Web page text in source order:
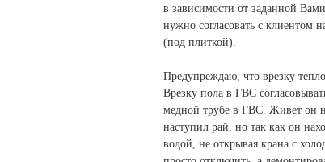
в зависимости от заданной
нужно согласовать с клиентом
(под плиткой).
Предупреждаю, что врезку
Врезку пола в ГВС
медной трубе в ГВС. Живет он
наступил рай, но так как он
водой, не открывая крана с